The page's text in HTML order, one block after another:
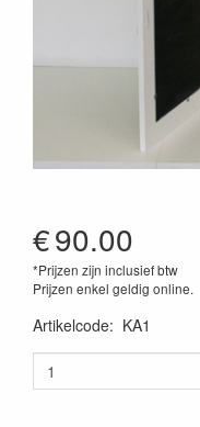
€90.00
*Prijzen zijn inclusief btw
Prijzen enkel geldig online.
Artikelcode: KA1